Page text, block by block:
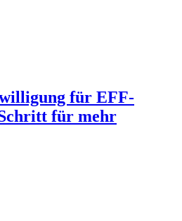
für EFF-
für mehr